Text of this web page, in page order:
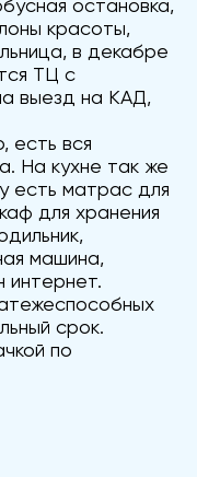
остановка,
красоты,
в декабре
ТЦ с
выезд на КАД,
есть вся
На кухне так же
есть матрас для
для хранения
машина,
интернет.
срок.
по